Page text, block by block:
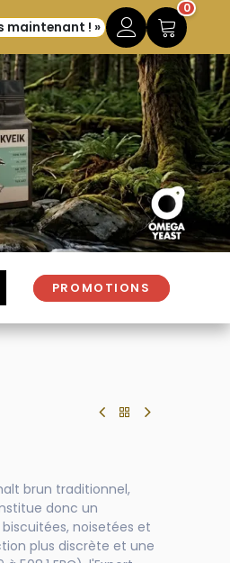
maintenant ! »
0
PROMOTIONS
brun traditionnel,
donc un
noisetées et
plus discrète et une